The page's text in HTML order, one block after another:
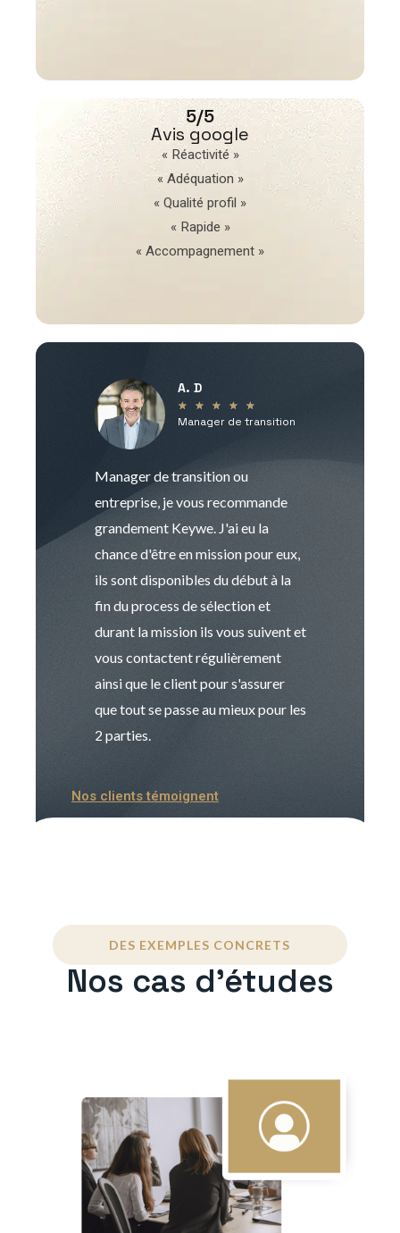
5/5
Avis google
« Réactivité »
« Adéquation »
« Qualité profil »
« Rapide »
« Accompagnement »
A. D
★ ★ ★ ★ ★
Manager de transition
Manager de transition ou
entreprise, je vous recommande
grandement Keywe. J'ai eu la
chance d'être en mission pour eux,
ils sont disponibles du début à la
fin du process de sélection et
durant la mission ils vous suivent et
vous contactent régulièrement
ainsi que le client pour s'assurer
que tout se passe au mieux pour les
2 parties.
Nos clients témoignent
DES EXEMPLES CONCRETS
Nos cas d'études